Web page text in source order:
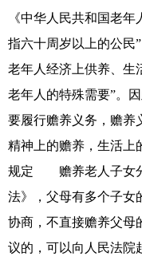
《中华人民共和国老
指六十周岁以上的公民
老年人经济上供养、生
老年人的特殊需要”。
要履行赡养义务，赡养
精神上的赡养，生活
规定 赡养老人子女分
法》，父母有多个子女
协商，不直接赡养父母
议的，可以向人民法